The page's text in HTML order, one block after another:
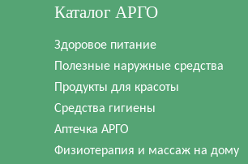
Каталог АРГО
Здоровое питание
Полезные наружные средства
Продукты для красоты
Средства гигиены
Аптечка АРГО
Физиотерапия и массаж на дому